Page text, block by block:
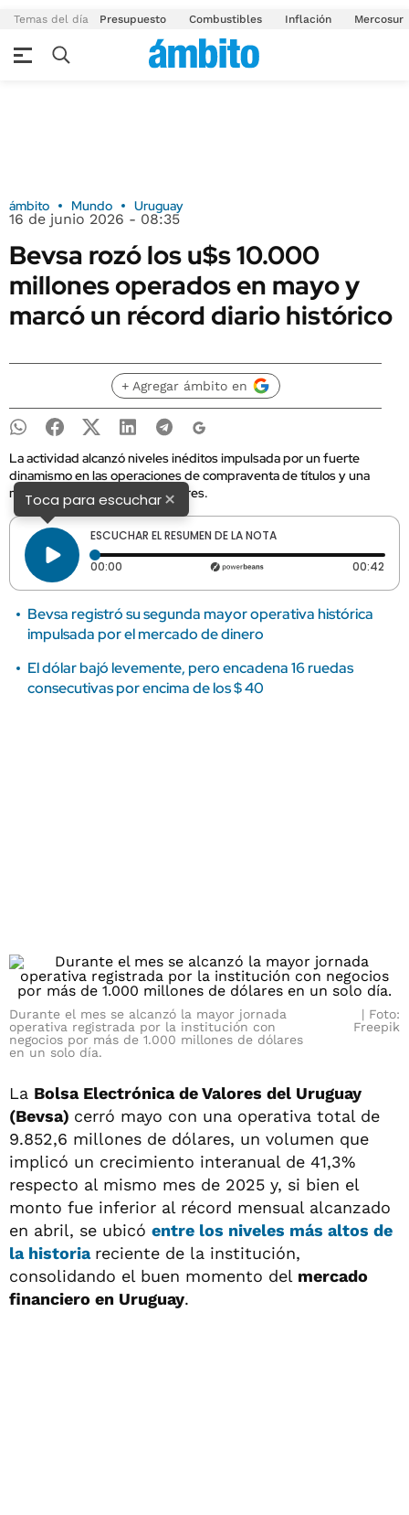
Temas del día Presupuesto Combustibles Inflación Mercosur
ámbito Mundo Uruguay
16 de junio 2026 - 08:35
Bevsa rozó los u$s 10.000
millones operados en mayo y
marcó un récord diario histórico
+ Agregar ámbito en
La actividad alcanzó niveles inéditos impulsada por un fuerte
dinamismo en las operaciones de compraventa de títulos y una
mayor participación de inversores.
Toca para escuchar×
ESCUCHAR EL RESUMEN DE LA NOTA
00:00 Tiempo transcurrido: 0 segundos 00:42
Bevsa registró su segunda mayor operativa histórica
impulsada por el mercado de dinero
El dólar bajó levemente, pero encadena 16 ruedas
consecutivas por encima de los $ 40
Durante el mes se alcanzó la mayor jornada
operativa registrada por la institución con
negocios por más de 1.000 millones de dólares
en un solo día.
Foto:
Freepik
La Bolsa Electrónica de Valores del Uruguay
(Bevsa) cerró mayo con una operativa total de
9.852,6 millones de dólares, un volumen que
implicó un crecimiento interanual de 41,3%
respecto al mismo mes de 2025 y, si bien el
monto fue inferior al récord mensual alcanzado
en abril, se ubicó entre los niveles más altos de
la historia reciente de la institución,
consolidando el buen momento del mercado
financiero en Uruguay.